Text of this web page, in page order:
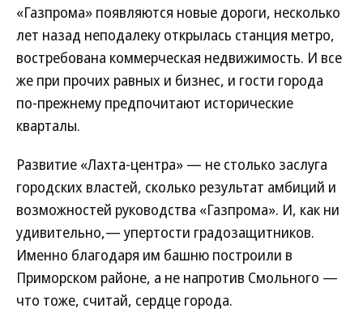
«Газпрома» появляются новые дороги, несколько
лет назад неподалеку открылась станция метро,
востребована коммерческая недвижимость. И все
же при прочих равных и бизнес, и гости города
по-прежнему предпочитают исторические
кварталы.
Развитие «Лахта-центра» — не столько заслуга
городских властей, сколько результат амбиций и
возможностей руководства «Газпрома». И, как ни
удивительно,— упертости градозащитников.
Именно благодаря им башню построили в
Приморском районе, а не напротив Смольного —
что тоже, считай, сердце города.